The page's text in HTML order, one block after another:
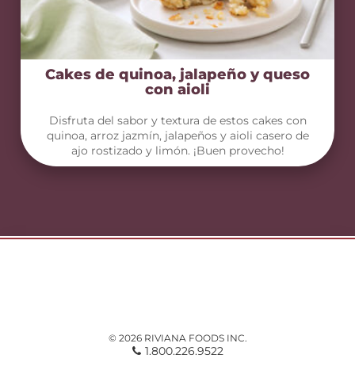
Cakes de quinoa, jalapeño y queso
con aioli
Disfruta del sabor y textura de estos cakes con
quinoa, arroz jazmín, jalapeños y aioli casero de
ajo rostizado y limón. ¡Buen provecho!
© 2026 RIVIANA FOODS INC.
1.800.226.9522